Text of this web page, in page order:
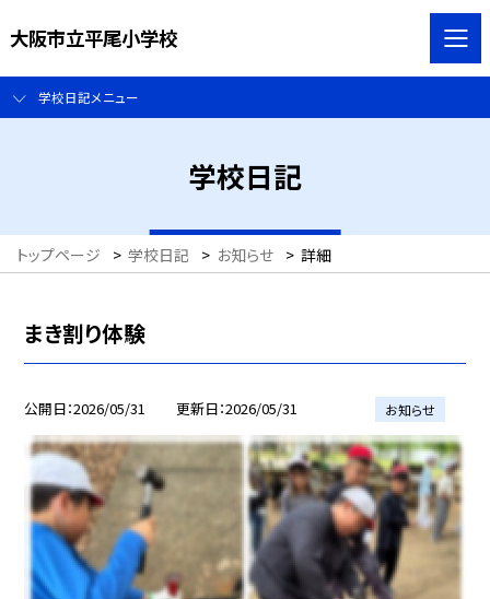
大阪市立平尾小学校
学校日記メニュー
学校日記
トップページ > 学校日記 > お知らせ > 詳細
まき割り体験
公開日 2026/05/31 更新日 2026/05/31 お知らせ